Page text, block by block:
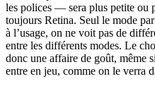
les polices — sera plus petite ou
toujours Retina. Seul le mode
à l’usage, on ne voit pas de
entre les différents modes. Le
donc une affaire de goût, même
entre en jeu, comme on le verra